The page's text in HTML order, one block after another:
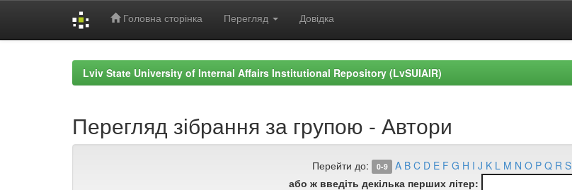
Головна сторінка Перегляд Довідка
Lviv State University of Internal Affairs Institutional Repository (LvSUIAIR)
Перегляд зібрання за групою - Автори
Перейти до: 0-9 A B C D E F G H I J K L M N O P Q R S
або ж введіть декілька перших літер: